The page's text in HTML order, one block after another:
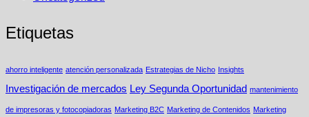
Etiquetas
ahorro inteligente atención personalizada Estrategias de Nicho Insights
Investigación de mercados Ley Segunda Oportunidad mantenimiento
de impresoras y fotocopiadoras Marketing B2C Marketing de Contenidos Marketing